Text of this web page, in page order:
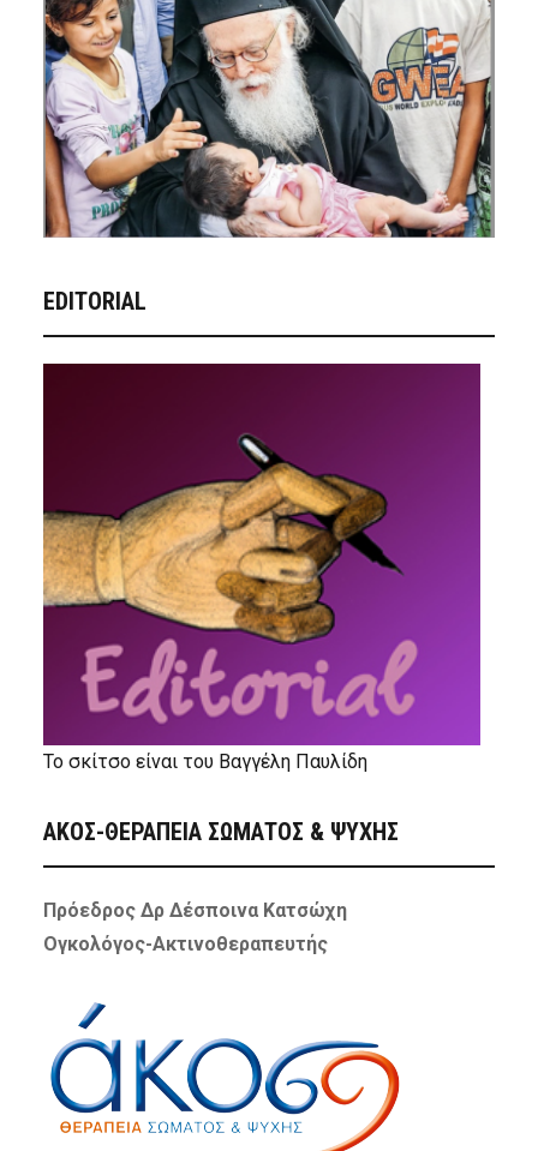
EDITORIAL
Το σκίτσο είναι του Βαγγέλη Παυλίδη
ΑΚΟΣ-ΘΕΡΑΠΕΙΑ ΣΩΜΑΤΟΣ & ΨΥΧΗΣ
Πρόεδρος Δρ Δέσποινα Κατσώχη
Ογκολόγος-Ακτινοθεραπευτής